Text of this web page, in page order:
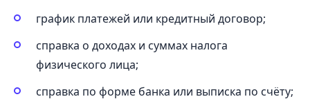
график платежей или кредитный договор;
справка о доходах и суммах налога
физического лица;
справка по форме банка или выписка по счёту;